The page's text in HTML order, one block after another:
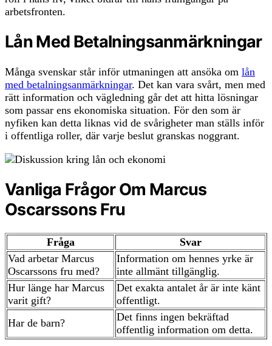
arbetsfronten.
Lån Med Betalningsanmärkningar
Många svenskar står inför utmaningen att ansöka om lån
med betalningsanmärkningar. Det kan vara svårt, men med
rätt information och vägledning går det att hitta lösningar
som passar ens ekonomiska situation. För den som är
nyfiken kan detta liknas vid de svårigheter man ställs inför
i offentliga roller, där varje beslut granskas noggrant.
Vanliga Frågor Om Marcus
Oscarssons Fru
Fråga
Svar
Vad arbetar Marcus
Oscarssons fru med?
Information om hennes yrke är
inte allmänt tillgänglig.
Hur länge har Marcus
varit gift?
Det exakta antalet år är inte känt
offentligt.
Har de barn?
Det finns ingen bekräftad
offentlig information om detta.